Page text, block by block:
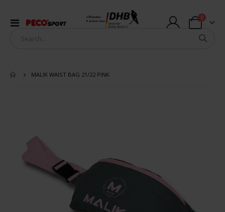
Navigation
offizieller
Partner des
Warenkorb
0Artikel
MALIK WAIST BAG 21/22 PINK